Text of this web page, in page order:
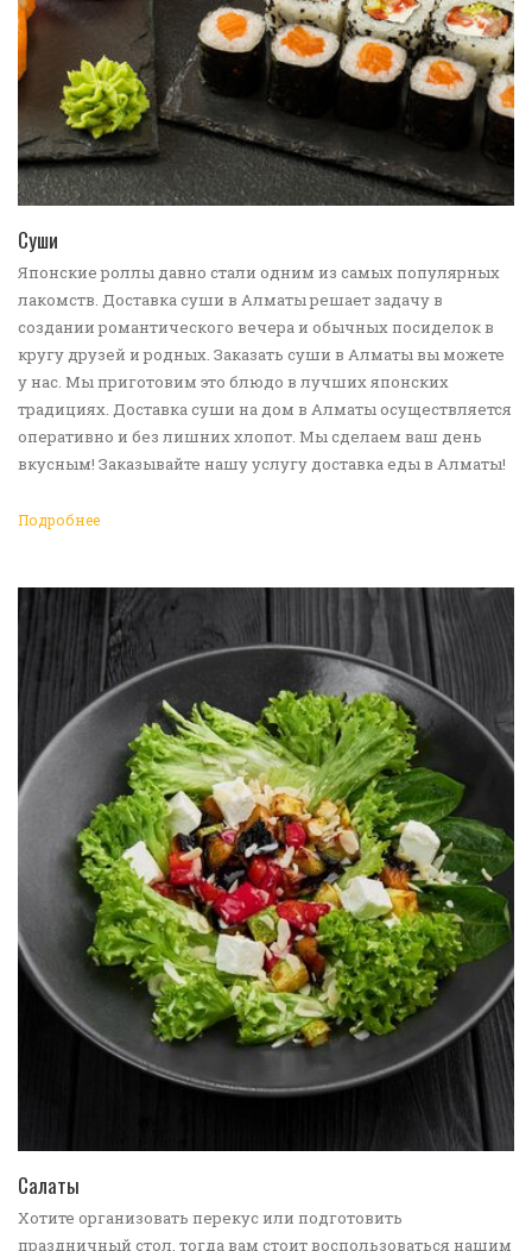
Суши
Японские роллы давно стали одним из самых популярных
лакомств. Доставка суши в Алматы решает задачу в
создании романтического вечера и обычных посиделок в
кругу друзей и родных. Заказать суши в Алматы вы можете
у нас. Мы приготовим это блюдо в лучших японских
традициях. Доставка суши на дом в Алматы осуществляется
оперативно и без лишних хлопот. Мы сделаем ваш день
вкусным! Заказывайте нашу услугу доставка еды в Алматы!
Подробнее
Салаты
Хотите организовать перекус или подготовить
праздничный стол, тогда вам стоит воспользоваться нашим